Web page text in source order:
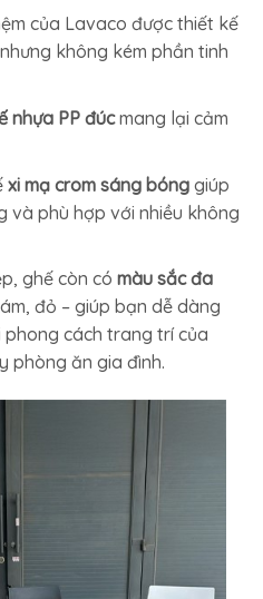
của Lavaco được thiết kế
không kém phần tinh
nhựa PP đúcmang lại cảm
xi mạ crom sáng bónggiúp
và phù hợp với nhiều không
ghế còn có màu sắc đa
đỏ – giúp bạn dễ dàng
cách trang trí của
phòng ăn gia đình.